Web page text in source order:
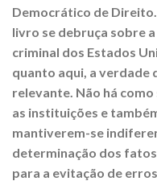
Democrático de
livro se debruça sobre
criminal dos Estados
quanto aqui, a verdade
relevante. Não há
as instituições e
mantiverem-se
determinação dos
para a evitação de